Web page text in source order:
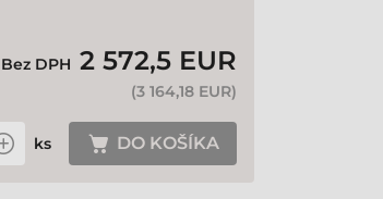
Bez DPH 2 572,5 EUR
(3 164,18 EUR)
ks DO KOŠÍKA